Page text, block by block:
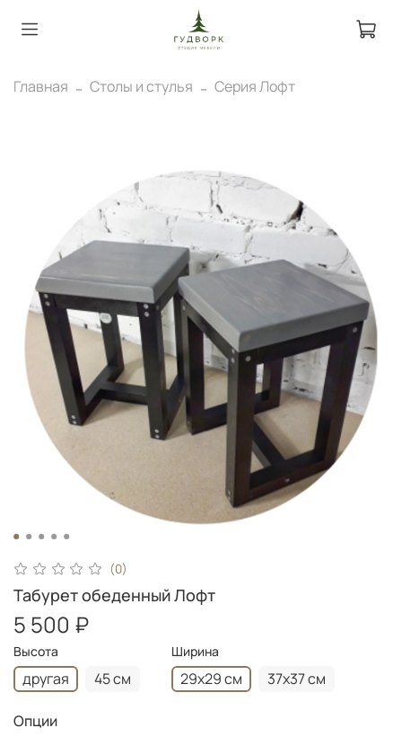
Главная Столы и стулья Серия Лофт
(0)
Табурет обеденный Лофт
5 500 ₽
Высота
другая 45 см
Ширина
29х29 см 37х37 см
Опции